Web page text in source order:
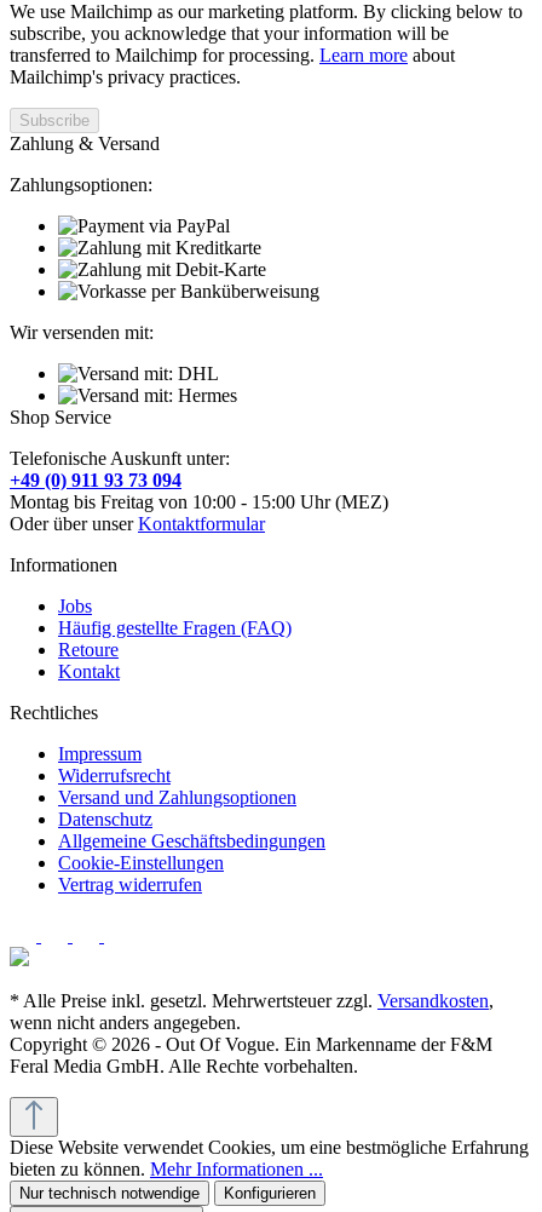
We use Mailchimp as our marketing platform. By clicking below to
subscribe, you acknowledge that your information will be
transferred to Mailchimp for processing. Learn more about
Mailchimp's privacy practices.
Zahlung & Versand
Zahlungsoptionen:
Wir versenden mit:
Shop Service
Telefonische Auskunft unter:
+49 (0) 911 93 73 094
Montag bis Freitag von 10:00 - 15:00 Uhr (MEZ)
Oder über unserKontaktformular
Informationen
Jobs
Häufig gestellte Fragen (FAQ)
Retoure
Kontakt
Rechtliches
Impressum
Widerrufsrecht
Versand und Zahlungsoptionen
Datenschutz
Allgemeine Geschäftsbedingungen
Cookie-Einstellungen
Vertrag widerrufen
* Alle Preise inkl. gesetzl. Mehrwertsteuer zzgl. Versandkosten,
wenn nicht anders angegeben.
Copyright © 2026 - Out Of Vogue. Ein Markenname der F&M
Feral Media GmbH. Alle Rechte vorbehalten.
Diese Website verwendet Cookies, um eine bestmögliche Erfahrung
bieten zu können. Mehr Informationen ...
Nur technisch notwendige
Konfigurieren